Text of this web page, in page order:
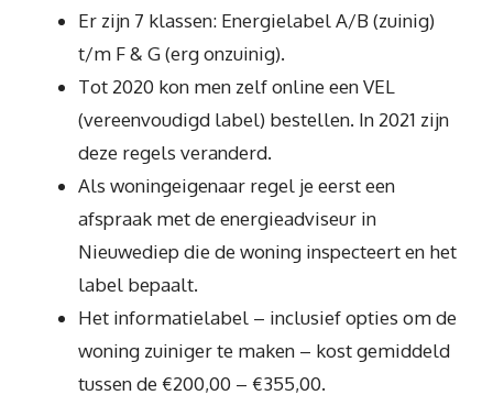
Er zijn 7 klassen: Energielabel A/B (zuinig)
t/m F & G (erg onzuinig).
Tot 2020 kon men zelf online een VEL
(vereenvoudigd label) bestellen. In 2021 zijn
deze regels veranderd.
Als woningeigenaar regel je eerst een
afspraak met de energieadviseur in
Nieuwediep die de woning inspecteert en het
label bepaalt.
Het informatielabel – inclusief opties om de
woning zuiniger te maken – kost gemiddeld
tussen de €200,00 – €355,00.